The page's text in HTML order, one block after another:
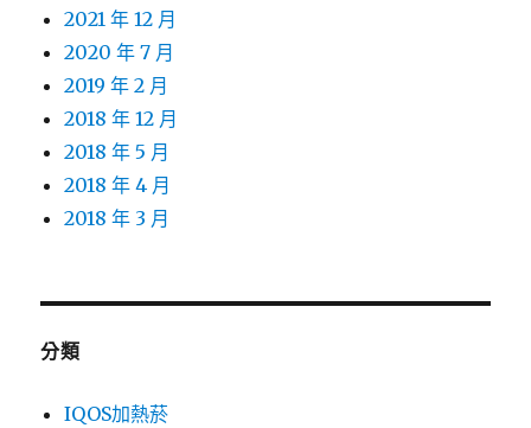
2021 年 12 月
2020 年 7 月
2019 年 2 月
2018 年 12 月
2018 年 5 月
2018 年 4 月
2018 年 3 月
分類
IQOS加熱菸